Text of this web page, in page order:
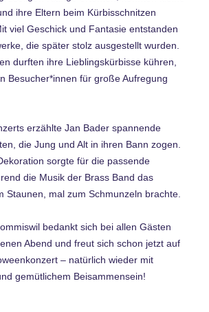
ihre Eltern beim Kürbisschnitzen
viel Geschick und Fantasie entstanden
die später stolz ausgestellt wurden.
durften ihre Lieblingskürbisse kühren,
Besucher*innen für große Aufregung
erzählte Jan Bader spannende
die Jung und Alt in ihren Bann zogen.
sorgte für die passende
die Musik der Brass Band das
Staunen, mal zum Schmunzeln brachte.
bedankt sich bei allen Gästen
Abend und freut sich schon jetzt auf
– natürlich wieder mit
gemütlichem Beisammensein!